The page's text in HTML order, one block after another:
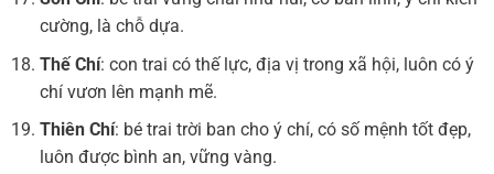
cường, là chỗ dựa.
Thế Chí: con trai có thế lực, địa vị trong xã hội, luôn có ý
chí vươn lên mạnh mẽ.
Thiên Chí: bé trai trời ban cho ý chí, có số mệnh tốt đẹp,
luôn được bình an, vững vàng.